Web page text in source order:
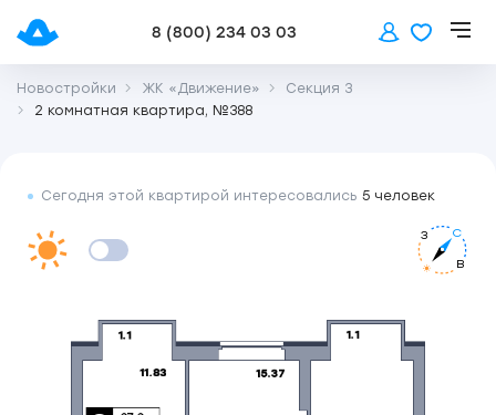
8 (800) 234 03 03
Новостройки ЖК «Движение»
Секция 3
2 комнатная квартира, №388
Сегодня этой квартирой интересовались 5 человек
С
В
З